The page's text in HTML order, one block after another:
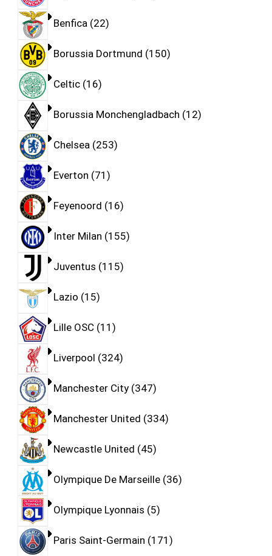
Benfica 22
Borussia Dortmund 150
Celtic 16
Borussia Monchengladbach 12
Chelsea 253
Everton 71
Feyenoord 16
Inter Milan 155
Juventus 115
Lazio 15
Lille OSC 11
Liverpool 324
Manchester City 347
Manchester United 334
Newcastle United 45
Olympique De Marseille 36
Olympique Lyonnais 5
Paris Saint-Germain 171